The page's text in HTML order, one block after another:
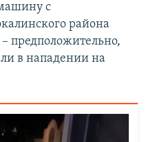
с
района
предположительно,
в нападении на